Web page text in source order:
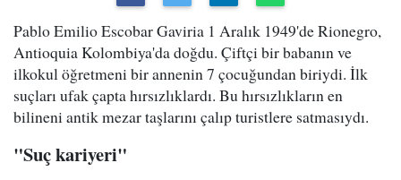
Pablo Emilio Escobar Gaviria 1 Aralık 1949'de Rionegro,
Antioquia Kolombiya'da doğdu. Çiftçi bir babanın ve
ilkokul öğretmeni bir annenin 7 çocuğundan biriydi. İlk
suçları ufak çapta hırsızlıklardı. Bu hırsızlıkların en
bilineni antik mezar taşlarını çalıp turistlere satmasıydı.
"Suç kariyeri"